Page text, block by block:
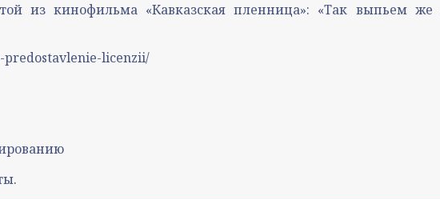
из кинофильма «Кавказская пленница»: «Так выпьем
licenzii/